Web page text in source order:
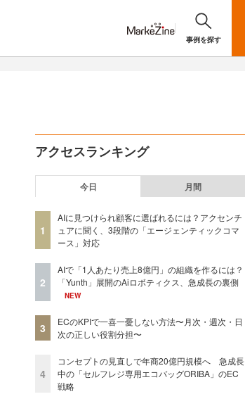
事例を探す
アクセスランキング
今日 月間
1
AIに見つけられ顧客に選ばれるには？アクセンチ
ュアに聞く、3段階の「エージェンティックコマ
ース」対応
2
AIで「1人あたり売上8億円」の組織を作るには？
「Yunth」展開のAiロボティクス、急成長の裏側
NEW
3
ECのKPIで一喜一憂しない方法〜月次・週次・日
次の正しい役割分担〜
4
コンセプトの見直しで年商20億円規模へ 急成長
中の「セルフレジ専用エコバッグORIBA」のEC
戦略